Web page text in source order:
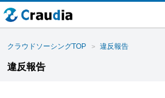
クラウドソーシングTOP 違反報告
違反報告